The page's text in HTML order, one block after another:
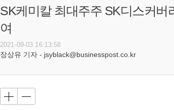
SK케미칼 최대주주 SK디스커버
여
2021-09-03 16:13:58
장상유 기자 - jsyblack@businesspost.co.kr